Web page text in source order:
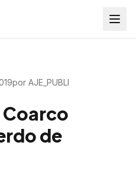
por AJE_PUBLI
Coarco
de